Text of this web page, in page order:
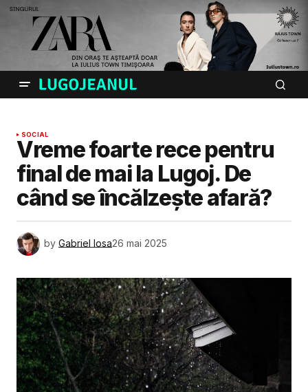
SOCIAL
Vreme foarte rece pentru
final de mai la Lugoj. De
când se încălzește afară?
by Gabriel Iosa26 mai 2025